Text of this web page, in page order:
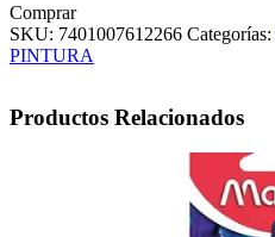
Comprar
SKU: 7401007612266 Categorías:
PINTURA
Productos Relacionados